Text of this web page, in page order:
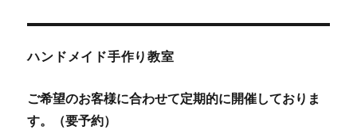
ハンドメイド手作り教室
ご希望のお客様に合わせて定期的に開催しておりま
す。（要予約）